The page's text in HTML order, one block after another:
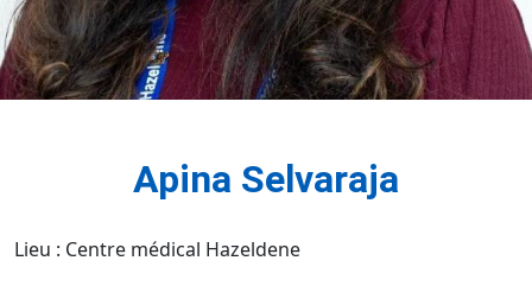
Apina Selvaraja
Lieu : Centre médical Hazeldene